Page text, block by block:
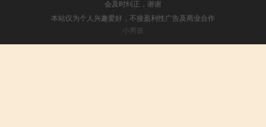
会及时纠正，谢谢
本站仅为个人兴趣爱好，不接盈利性广告及商业合作
小男孩